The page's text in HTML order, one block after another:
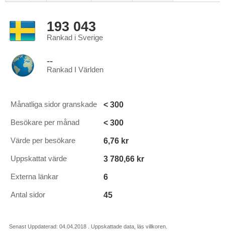
193 043
Rankad i Sverige
--
Rankad I Världen
Månatliga sidor granskade < 300
Besökare per månad < 300
Värde per besökare 6,76 kr
Uppskattat värde 3 780,66 kr
Externa länkar 6
Antal sidor 45
Senast Uppdaterad: 04.04.2018 . Uppskattade data, läs villkoren.